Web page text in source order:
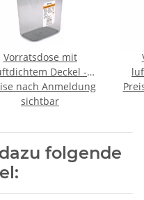
Vorratsdose mit
Deckel -
ml - PROOF -
nach Anmeldung
sichtbar
folgende